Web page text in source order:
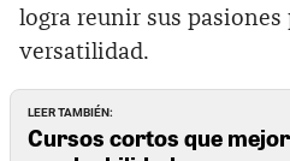
logra reunir sus pasiones
versatilidad.
LEER TAMBIÉN:
Cursos cortos que